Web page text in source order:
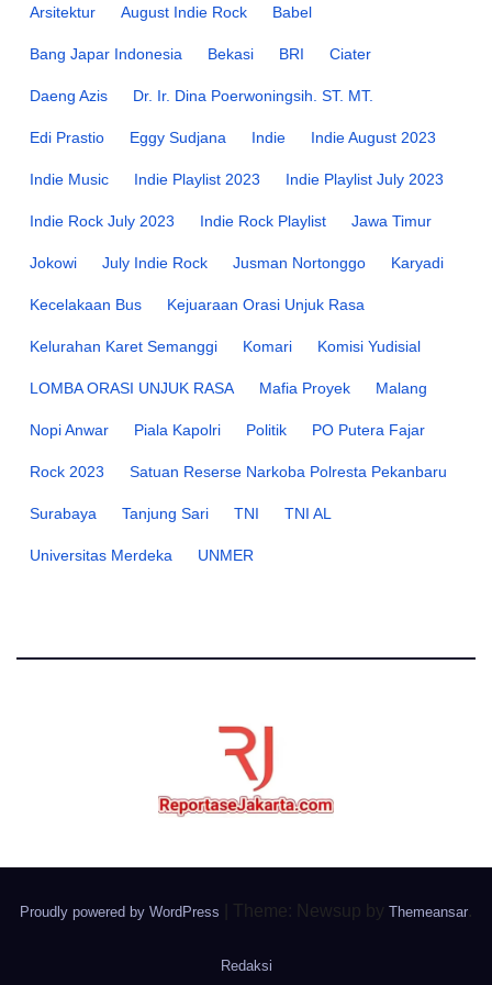
Arsitektur August Indie Rock Babel
Bang Japar Indonesia Bekasi BRI Ciater
Daeng Azis Dr. Ir. Dina Poerwoningsih. ST. MT.
Edi Prastio Eggy Sudjana Indie Indie August 2023
Indie Music Indie Playlist 2023 Indie Playlist July 2023
Indie Rock July 2023 Indie Rock Playlist Jawa Timur
Jokowi July Indie Rock Jusman Nortonggo Karyadi
Kecelakaan Bus Kejuaraan Orasi Unjuk Rasa
Kelurahan Karet Semanggi Komari Komisi Yudisial
LOMBA ORASI UNJUK RASA Mafia Proyek Malang
Nopi Anwar Piala Kapolri Politik PO Putera Fajar
Rock 2023 Satuan Reserse Narkoba Polresta Pekanbaru
Surabaya Tanjung Sari TNI TNI AL
Universitas Merdeka UNMER
Proudly powered by WordPress Theme: Newsup by Themeansar.
Redaksi